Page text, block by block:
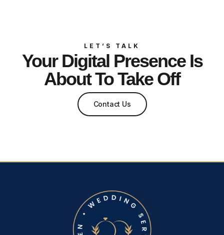
LET’S TALK
Your Digital Presence Is
About To Take Off
Contact Us